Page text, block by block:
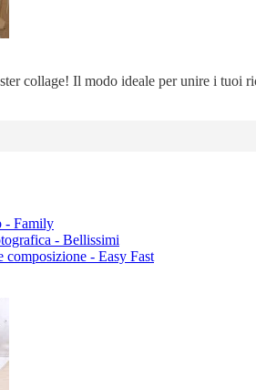
collage! Il modo ideale per unire i tuoi
- Family
- Bellissimi
- Easy Fast